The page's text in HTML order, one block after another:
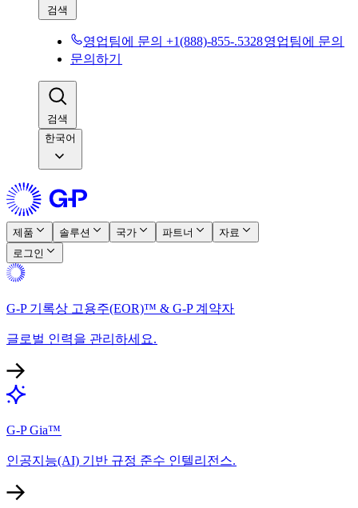
검색​​
영업팀에 문의 +1(888)-855-.5328​​영업팀에 문의​​
문의하기​​
검색​​
한국어
제품​​ 솔루션​​ 국가​​ 파트너​​
자료​​
로그인​​
G-P 기록상 고용주(EOR)™ & G-P 계약자​​
글로벌 인력을 관리하세요.​​
G-P Gia™​​
인공지능(AI) 기반 규정 준수 인텔리전스.​​